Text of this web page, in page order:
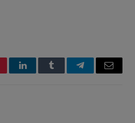
LinkedInTumblr TelegramEmail